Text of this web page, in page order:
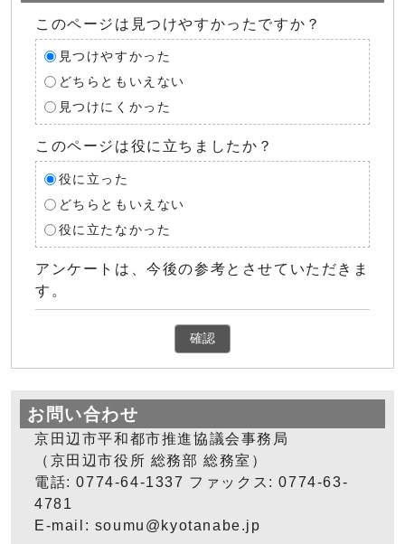
このページは見つけやすかったですか？
見つけやすかった
どちらともいえない
見つけにくかった
このページは役に立ちましたか？
役に立った
どちらともいえない
役に立たなかった
アンケートは、今後の参考とさせていただきま
す。
確認
お問い合わせ
京田辺市平和都市推進協議会事務局
（京田辺市役所 総務部 総務室）
電話: 0774-64-1337 ファックス: 0774-63-
4781
E-mail: soumu@kyotanabe.jp